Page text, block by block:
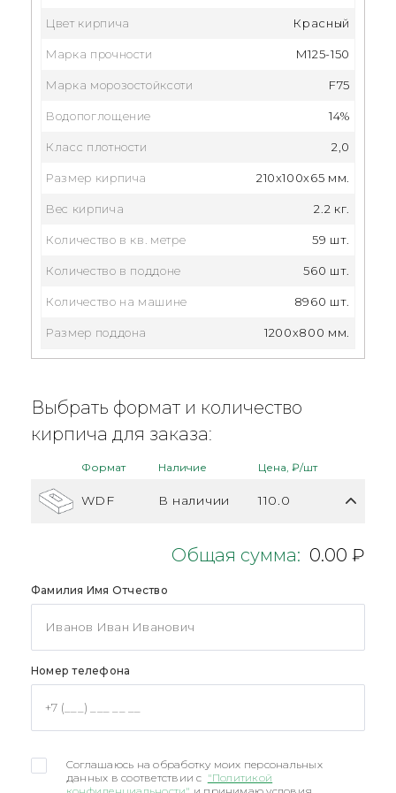
Цвет кирпича Красный
Марка прочности М125-150
Марка морозостойксоти F75
Водопоглощение 14%
Класс плотности 2,0
Размер кирпича 210x100x65 мм.
Вес кирпича 2.2 кг.
Количество в кв. метре 59 шт.
Количество в поддоне 560 шт.
Количество на машине 8960 шт.
Размер поддона 1200х800 мм.
Выбрать формат и количество
кирпича для заказа:
Формат Наличие Цена, ₽/шт
WDF В наличии 110.0
Общая сумма: 0.00 ₽
Фамилия Имя Отчество
Номер телефона
Соглашаюсь на обработку моих персональных
данных в соответствии с "Политикой